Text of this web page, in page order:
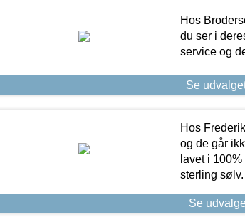
Hos
du ser i
service og
Se
Hos
og de går
lavet i
sterling
Se